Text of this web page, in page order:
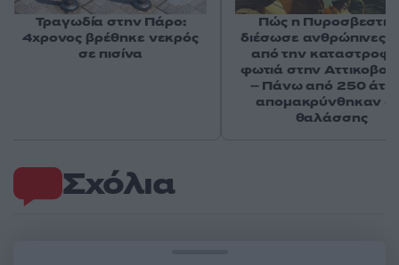
Σχόλια
Τραγωδία στην Πάρο:
4χρονος βρέθηκε νεκρός
σε πισίνα
Πώς η
διέσωσε ανθρώπινες
από την
φωτιά στην
– Πάνω από 250
απομακρύνθηκαν
θαλάσσης